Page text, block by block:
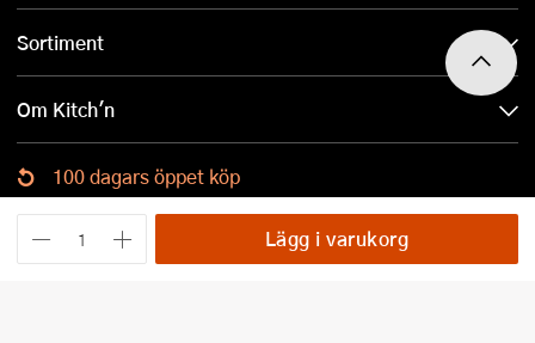
Lägg i varukorg
Sortiment
Om Kitch'n
100 dagars öppet köp
Ladda ned Kitch´n-appen